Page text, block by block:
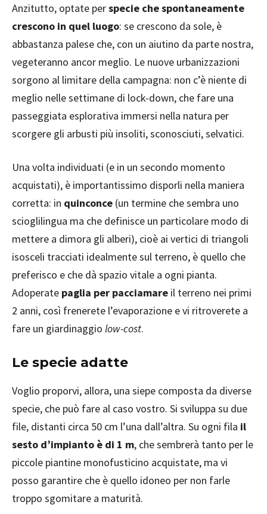
Anzitutto, optate perspecie che spontaneamente
crescono in quel luogo: se crescono da sole, è
abbastanza palese che, con un aiutino da parte nostra,
vegeteranno ancor meglio. Le nuove urbanizzazioni
sorgono al limitare della campagna: non c’è niente di
meglio nelle settimane di lock-down, che fare una
passeggiata esplorativa immersi nella natura per
scorgere gli arbusti più insoliti, sconosciuti, selvatici.
Una volta individuati (e in un secondo momento
acquistati), è importantissimo disporli nella maniera
corretta: in quinconce (un termine che sembra uno
scioglilingua ma che definisce un particolare modo di
mettere a dimora gli alberi), cioè ai vertici di triangoli
isosceli tracciati idealmente sul terreno, è quello che
preferisco e che dà spazio vitale a ogni pianta.
Adoperate paglia per pacciamare il terreno nei primi
2 anni, così frenerete l’evaporazione e vi ritroverete a
fare un giardinaggio low-cost.
Le specie adatte
Voglio proporvi, allora, una siepe composta da diverse
specie, che può fare al caso vostro. Si sviluppa su due
file, distanti circa 50 cm l’una dall’altra. Su ogni fila il
sesto d’impianto è di 1 m, che sembrerà tanto per le
piccole piantine monofusticino acquistate, ma vi
posso garantire che è quello idoneo per non farle
troppo sgomitare a maturità.